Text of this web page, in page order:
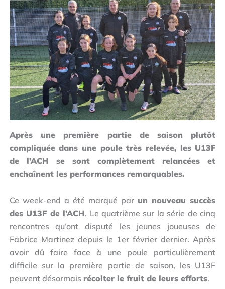
Après une première partie de saison plutôt
compliquée dans une poule très relevée, les U13F
de l’ACH se sont complètement relancées et
enchaînent les performances remarquables.
Ce week-end a été marqué par un nouveau succès
des U13F de l’ACH. Le quatrième sur la série de cinq
rencontres qu’ont disputé les jeunes joueuses de
Fabrice Martinez depuis le 1er février dernier. Après
avoir dû faire face à une poule particulièrement
difficile sur la première partie de saison, les U13F
peuvent désormais récolter le fruit de leurs efforts.